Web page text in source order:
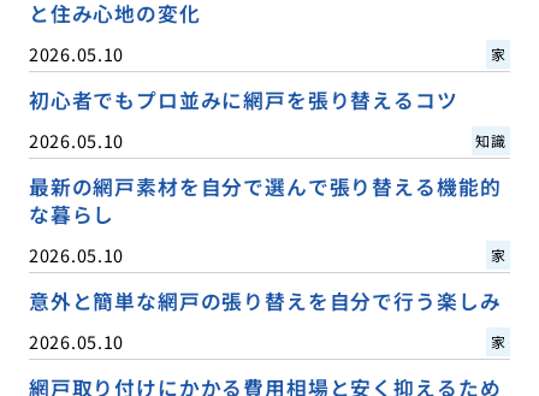
と住み心地の変化
2026.05.10 家
初心者でもプロ並みに網戸を張り替えるコツ
2026.05.10 知識
最新の網戸素材を自分で選んで張り替える機能的
な暮らし
2026.05.10 家
意外と簡単な網戸の張り替えを自分で行う楽しみ
2026.05.10 家
網戸取り付けにかかる費用相場と安く抑えるため